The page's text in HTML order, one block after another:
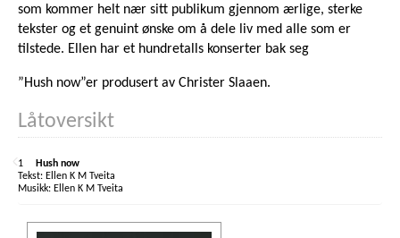
som kommer helt nær sitt publikum gjennom ærlige, sterke
tekster og et genuint ønske om å dele liv med alle som er
tilstede. Ellen har et hundretalls konserter bak seg
”Hush now”er produsert av Christer Slaaen.
Låtoversikt
1
Hush now
Ellen K M Tveita
Ellen K M Tveita